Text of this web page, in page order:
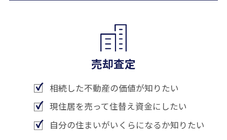
売却査定
相続した不動産の価値が知りたい
現住居を売って住替え資金にしたい
自分の住まいがいくらになるか知りたい